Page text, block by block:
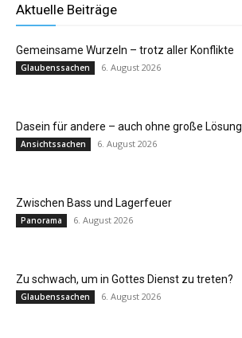
Aktuelle Beiträge
Gemeinsame Wurzeln – trotz aller Konflikte
Glaubenssachen 6. August 2026
Dasein für andere – auch ohne große Lösung
Ansichtssachen 6. August 2026
Zwischen Bass und Lagerfeuer
Panorama 6. August 2026
Zu schwach, um in Gottes Dienst zu treten?
Glaubenssachen 6. August 2026